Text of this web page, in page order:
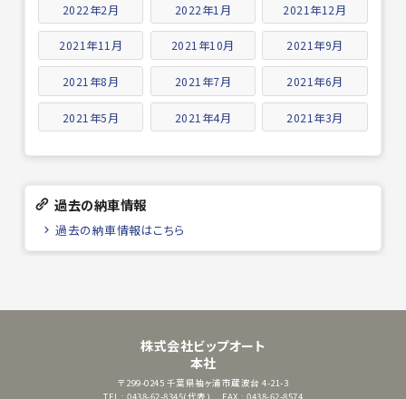
2022年2月 2022年1月 2021年12月
2021年11月 2021年10月 2021年9月
2021年8月 2021年7月 2021年6月
2021年5月 2021年4月 2021年3月
過去の納車情報
過去の納車情報はこちら
株式会社ビップオート
本社
〒299-0245 千葉県袖ヶ浦市蔵波台 4-21-3
TEL : 0438-62-8345(代表)
FAX : 0438-62-8574